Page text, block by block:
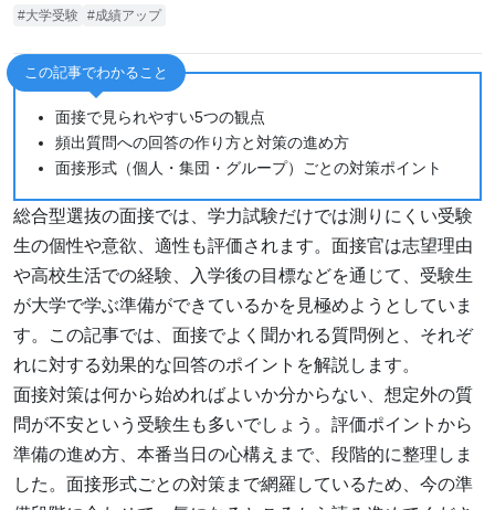
大学受験 成績アップ
この記事でわかること
面接で見られやすい5つの観点
頻出質問への回答の作り方と対策の進め方
面接形式（個人・集団・グループ）ごとの対策ポイント
総合型選抜の面接では、学力試験だけでは測りにくい受験
生の個性や意欲、適性も評価されます。面接官は志望理由
や高校生活での経験、入学後の目標などを通じて、受験生
が大学で学ぶ準備ができているかを見極めようとしていま
す。この記事では、面接でよく聞かれる質問例と、それぞ
れに対する効果的な回答のポイントを解説します。
面接対策は何から始めればよいか分からない、想定外の質
問が不安という受験生も多いでしょう。評価ポイントから
準備の進め方、本番当日の心構えまで、段階的に整理しま
した。面接形式ごとの対策まで網羅しているため、今の準